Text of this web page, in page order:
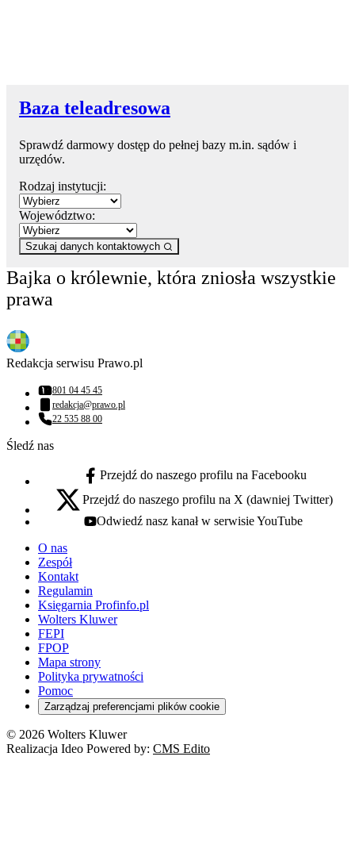
Baza teleadresowa
Sprawdź darmowy dostęp do pełnej bazy m.in. sądów i
urzędów.
Rodzaj instytucji:
Województwo:
Szukaj danych kontaktowych
Bajka o królewnie, która zniosła wszystkie
prawa
Redakcja serwisu Prawo.pl
Numer telefonu:
801 04 45 45
Adres email:
redakcja@prawo.pl
Numer telefonu:
22 535 88 00
Śledź nas
facebook - otwiera się w nowej karcie
Przejdź do naszego profilu na Facebooku
x - otwiera się w nowej karcie
Przejdź do naszego profilu na X (dawniej Twitter)
youtube - otwiera się w nowej karcie
Odwiedź nasz kanał w serwisie YouTube
O nas
Zespół
Kontakt
Regulamin
Księgarnia Profinfo.pl
Wolters Kluwer
FEPI
FPOP
Mapa strony
Polityka prywatności
Pomoc
Zarządzaj preferencjami plików cookie
© 2026 Wolters Kluwer
Realizacja Ideo Powered by: CMS Edito